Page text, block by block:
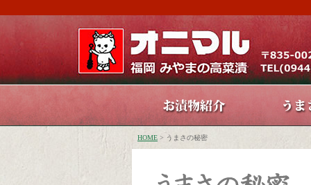
HOME > うまさの秘密